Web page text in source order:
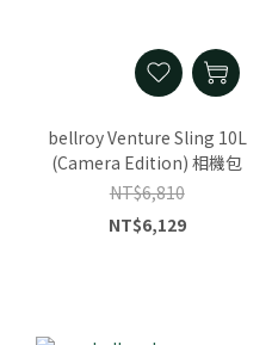
bellroy Venture Sling 10L
(Camera Edition) 相機包
NT$6,810
NT$6,129